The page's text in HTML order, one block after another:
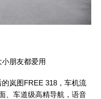
友都爱用
图FREE 318，车机流
、车道级高精导航，语音